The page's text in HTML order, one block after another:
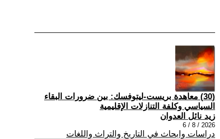
(30) معاهدة بريست-ليتوفسك: بين ضرورات البقاء
السياسي وكلفة التنازلات الإقليمية
زيد نائل العدوان
2026 / 8 / 6
دراسات وابحاث في التاريخ والتراث واللغات